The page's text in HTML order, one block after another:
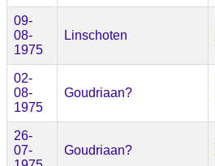
09-
08-
1975
Linschoten
02-
08-
1975
Goudriaan?
26-
07-
Goudriaan?